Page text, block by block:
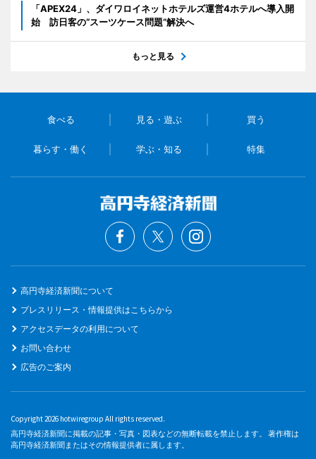
「APEX24」、ダイワロイネットホテルズ運営4ホテルへ導入開
始 訪日客の“スーツケース問題”解決へ
もっと見る
食べる 見る・遊ぶ 買う
暮らす・働く 学ぶ・知る 特集
高円寺経済新聞について
プレスリリース・情報提供はこちらから
アクセスデータの利用について
お問い合わせ
広告のご案内
Copyright 2026 hotwiregroup All rights reserved.
高円寺経済新聞に掲載の記事・写真・図表などの無断転載を禁止します。 著作権は
高円寺経済新聞またはその情報提供者に属します。